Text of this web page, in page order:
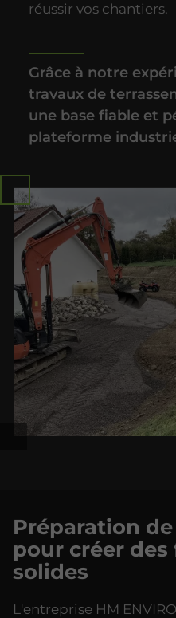
réussir vos chantiers.
Grâce à notre
travaux de
une base fiable et
plateforme
Préparation
pour créer
solides
L'entreprise HM